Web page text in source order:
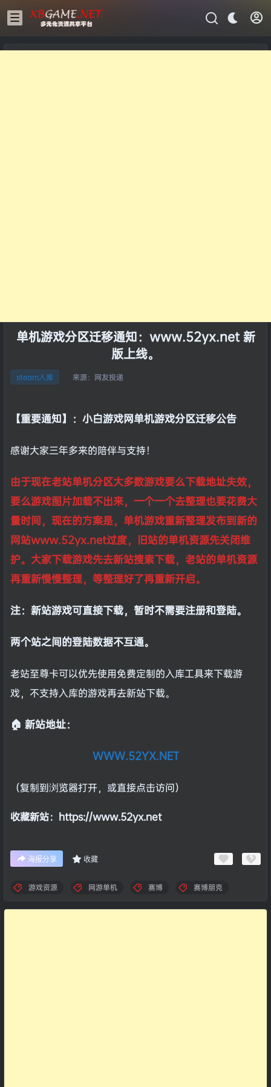
单机游戏分区迁移通知：www.52yx.net 新
版上线。
steam入库 来源： 网友投递
【重要通知】：小白游戏网单机游戏分区迁移公告
感谢大家三年多来的陪伴与支持！
由于现在老站单机分区大多数游戏要么下载地址失效，
要么游戏图片加载不出来，一个一个去整理也要花费大
量时间，现在的方案是，单机游戏重新整理发布到新的
网站www.52yx.net过度，旧站的单机资源先关闭维
护。大家下载游戏先去新站搜索下载，老站的单机资源
再重新慢慢整理，等整理好了再重新开启。
注：新站游戏可直接下载，暂时不需要注册和登陆。
两个站之间的登陆数据不互通。
老站至尊卡可以优先使用免费定制的入库工具来下载游
戏，不支持入库的游戏再去新站下载。
🏠 新站地址：
WWW.52YX.NET
（复制到浏览器打开，或直接点击访问）
收藏新站：https://www.52yx.net
海报分享 收藏
游戏资源 网游单机 赛博 赛博朋克